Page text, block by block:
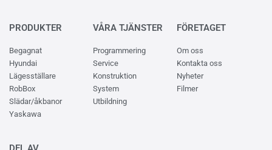
PRODUKTER
Begagnat
Hyundai
Lägesställare
RobBox
Slädar/åkbanor
Yaskawa
VÅRA TJÄNSTER
Programmering
Service
Konstruktion
System
Utbildning
FÖRETAGET
Om oss
Kontakta oss
Nyheter
Filmer